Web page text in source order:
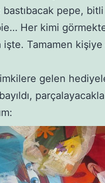
bastıbacak pepe,
Her kimi
işte. Tamamen
gelen